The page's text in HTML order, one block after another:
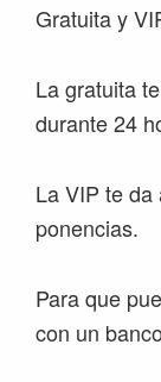
Gratuita y
La gratuita
durante 24
La VIP te
ponencias.
Para que
con un